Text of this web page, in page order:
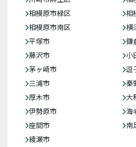
相模原市緑区
相
相模原市南区
横
平塚市
鎌
藤沢市
小
茅ヶ崎市
逗
三浦市
秦
厚木市
大
伊勢原市
海
座間市
南
綾瀬市